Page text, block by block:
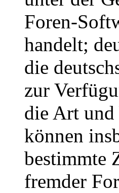
Foren-
handelt;
die
zur
die Art und
können
bestimmte
fremder